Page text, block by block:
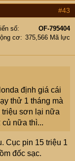
#43
số
OF-795404
cơ
375,566 Mã lực
định giá cái
thử 1 tháng mà
triệu sơn lại nữa
củ nữa thì...
Cục pin 15 triệu 1
đốc sạc.